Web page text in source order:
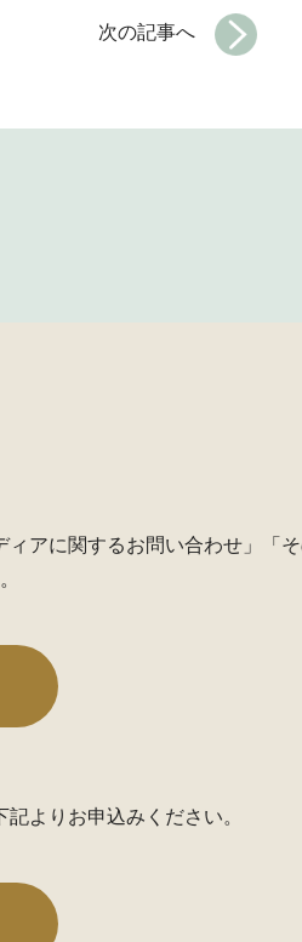
次の記事へ
アに関するお問い合わせ」「
よりお申込みください。